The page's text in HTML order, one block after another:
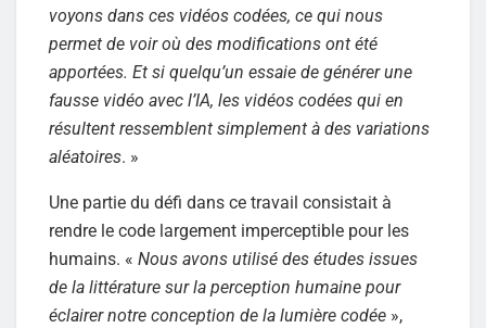
voyons dans ces vidéos codées, ce qui nous
permet de voir où des modifications ont été
apportées. Et si quelqu’un essaie de générer une
fausse vidéo avec l’IA, les vidéos codées qui en
résultent ressemblent simplement à des variations
aléatoires. »
Une partie du défi dans ce travail consistait à
rendre le code largement imperceptible pour les
humains. « Nous avons utilisé des études issues
de la littérature sur la perception humaine pour
éclairer notre conception de la lumière codée »,